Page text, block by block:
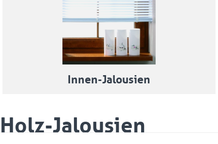
Innen-Jalousien
Holz-Jalousien